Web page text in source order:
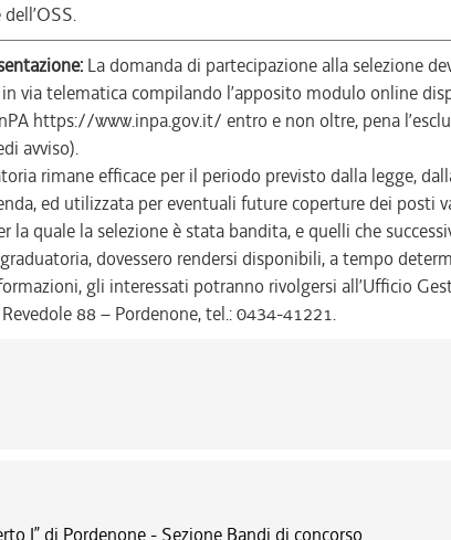
La domanda di partecipazione alla selezione
via telematica compilando l’apposito modulo online
https://www.inpa.gov.it/ entro e non oltre, pena
avviso).
rimane efficace per il periodo previsto dalla legge,
ed utilizzata per eventuali future coperture dei posti
la quale la selezione è stata bandita, e quelli che
dovessero rendersi disponibili, a tempo
gli interessati potranno rivolgersi all’Ufficio
Revedole 88 – Pordenone, tel.: 0434-41221.
I” di Pordenone - Sezione Bandi di concorso